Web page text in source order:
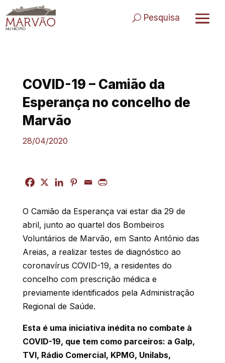
to
content
Pesquisa
COVID-19 – Camião da
Esperança no concelho de
Marvão
28/04/2020
O Camião da Esperança vai estar dia 29 de
abril, junto ao quartel dos Bombeiros
Voluntários de Marvão, em Santo António das
Areias, a realizar testes de diagnóstico ao
coronavírus COVID-19, a residentes do
concelho com prescrição médica e
previamente identificados pela Administração
Regional de Saúde.
Esta é uma iniciativa inédita no combate à
COVID-19, que tem como parceiros: a Galp,
TVI, Rádio Comercial, KPMG, Unilabs,